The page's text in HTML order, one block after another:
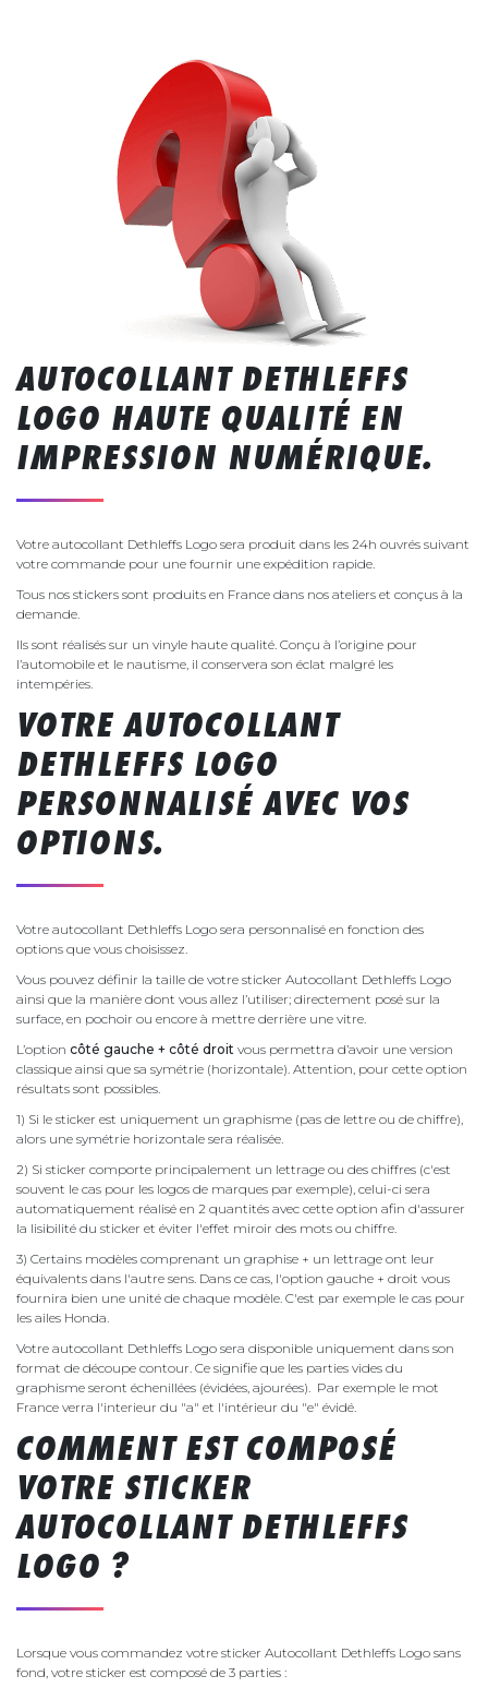
AUTOCOLLANT DETHLEFFS
LOGO HAUTE QUALITÉ EN
IMPRESSION NUMÉRIQUE.
Votre autocollant Dethleffs Logo sera produit dans les 24h ouvrés suivant
votre commande pour une fournir une expédition rapide.
Tous nos stickers sont produits en France dans nos ateliers et conçus à la
demande.
Ils sont réalisés sur un vinyle haute qualité. Conçu à l’origine pour
l’automobile et le nautisme, il conservera son éclat malgré les
intempéries.
VOTRE AUTOCOLLANT
DETHLEFFS LOGO
PERSONNALISÉ AVEC VOS
OPTIONS.
Votre autocollant Dethleffs Logo sera personnalisé en fonction des
options que vous choisissez.
Vous pouvez définir la taille de votre sticker Autocollant Dethleffs Logo
ainsi que la manière dont vous allez l’utiliser; directement posé sur la
surface, en pochoir ou encore à mettre derrière une vitre.
L’option côté gauche + côté droit vous permettra d’avoir une version
classique ainsi que sa symétrie (horizontale). Attention, pour cette option
résultats sont possibles.
1) Si le sticker est uniquement un graphisme (pas de lettre ou de chiffre),
alors une symétrie horizontale sera réalisée.
2) Si sticker comporte principalement un lettrage ou des chiffres (c'est
souvent le cas pour les logos de marques par exemple), celui-ci sera
automatiquement réalisé en 2 quantités avec cette option afin d'assurer
la lisibilité du sticker et éviter l'effet miroir des mots ou chiffre.
3) Certains modèles comprenant un graphise + un lettrage ont leur
équivalents dans l'autre sens. Dans ce cas, l'option gauche + droit vous
fournira bien une unité de chaque modèle. C'est par exemple le cas pour
les ailes Honda.
Votre autocollant Dethleffs Logo sera disponible uniquement dans son
format de découpe contour. Ce signifie que les parties vides du
graphisme seront échenillées (évidées, ajourées). Par exemple le mot
France verra l'interieur du "a" et l'intérieur du "e" évidé.
COMMENT EST COMPOSÉ
VOTRE STICKER
AUTOCOLLANT DETHLEFFS
LOGO ?
Lorsque vous commandez votre sticker Autocollant Dethleffs Logo sans
fond, votre sticker est composé de 3 parties :